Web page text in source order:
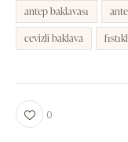
antep baklavası
cevizli baklava
0